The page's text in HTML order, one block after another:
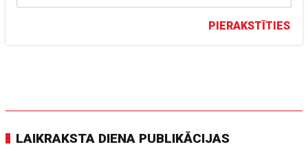
PIERAKSTĪTIES
LAIKRAKSTA DIENA PUBLIKĀCIJAS